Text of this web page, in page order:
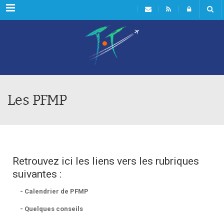
Menu
Les PFMP
Retrouvez ici les liens vers les rubriques
suivantes :
- Calendrier de PFMP
- Quelques conseils